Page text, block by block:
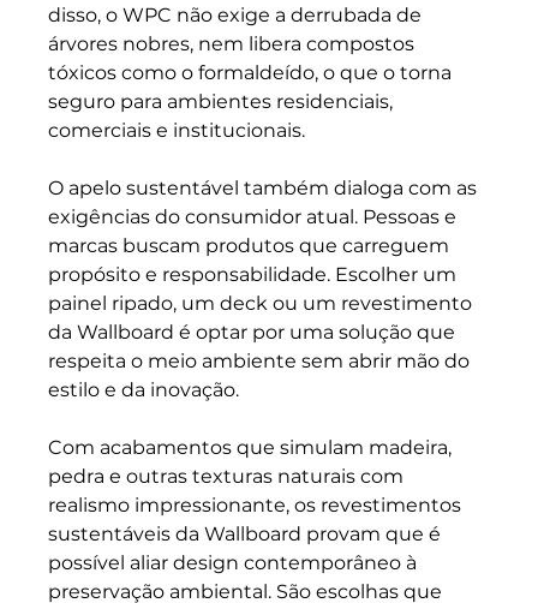
disso, o WPC não exige a derrubada de
árvores nobres, nem libera compostos
tóxicos como o formaldeído, o que o torna
seguro para ambientes residenciais,
comerciais e institucionais.
O apelo sustentável também dialoga com as
exigências do consumidor atual. Pessoas e
marcas buscam produtos que carreguem
propósito e responsabilidade. Escolher um
painel ripado, um deck ou um revestimento
da Wallboard é optar por uma solução que
respeita o meio ambiente sem abrir mão do
estilo e da inovação.
Com acabamentos que simulam madeira,
pedra e outras texturas naturais com
realismo impressionante, os revestimentos
sustentáveis da Wallboard provam que é
possível aliar design contemporâneo à
preservação ambiental. São escolhas que